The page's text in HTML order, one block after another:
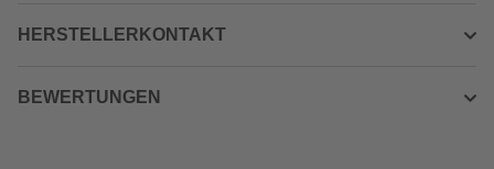
HERSTELLERKONTAKT
BEWERTUNGEN